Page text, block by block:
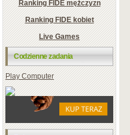
Ranking FIDE mężczyzn
Ranking FIDE kobiet
Live Games
Codzienne zadania
Play Computer